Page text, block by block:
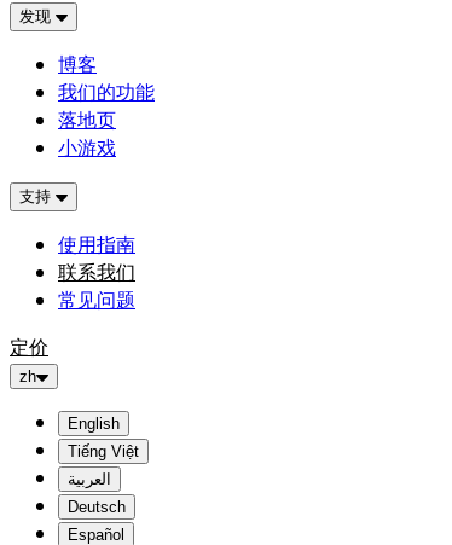
发现
博客
我们的功能
落地页
小游戏
支持
使用指南
联系我们
常见问题
定价
zh
English
Tiếng Việt
العربية
Deutsch
Español